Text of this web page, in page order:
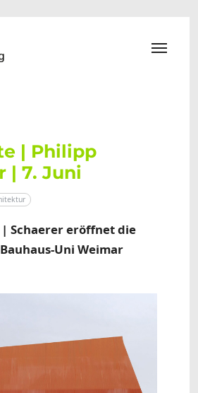
| Philipp
| 7. Juni
Schaerer eröffnet die
Uni Weimar